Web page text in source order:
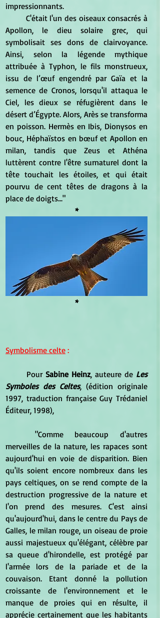
impressionnants.
Apollon, le dieu solaire grec, qui
symbolisait ses dons de clairvoyance.
Ainsi, selon la légende mythique
attribuée à Typhon, le fils monstrueux,
issu de l’œuf engendré par Gaïa et la
semence de Cronos, lorsqu'il attaqua le
Ciel, les dieux se réfugièrent dans le
désert d’Égypte. Alors, Arès se transforma
en poisson. Hermès en Ibis, Dionysos en
bouc, Héphaïstos en bœuf et Apollon en
milan, tandis que Zeus et Athéna
luttèrent contre l'être surnaturel dont la
tête touchait les étoiles, et qui était
pourvu de cent têtes de dragons à la
place de doigts..."
*
*
Symbolisme celte :
	Pour
Sabine Heinz, auteure de Les
Symboles des Celtes, (édition originale
1997, traduction française Guy Trédaniel
Éditeur, 1998),
merveilles de la nature, les rapaces sont
aujourd'hui en voie de disparition. Bien
qu'ils soient encore nombreux dans les
pays celtiques, on se rend compte de la
destruction progressive de la nature et
l'on prend des mesures. C'est ainsi
qu'aujourd'hui, dans le centre du Pays de
Galles, le milan rouge, un oiseau de proie
aussi majestueux qu'élégant, célèbre par
sa queue d'hirondelle, est protégé par
l'armée lors de la pariade et de la
couvaison. Etant donné la pollution
croissante de l'environnement et le
manque de proies qui en résulte, il
apprécie certainement que les habitants